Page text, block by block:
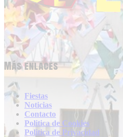
Más enlaces
Fiestas
Noticias
Contacto
Politica de Cookies
Politica de Privacidad